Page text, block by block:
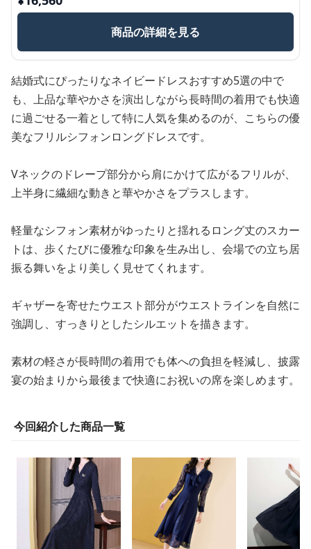
商品の詳細を見る
結婚式にぴったりなネイビードレスおすすめ5選の中で
も、上品な華やかさを演出しながら長時間の着用でも快適
に過ごせる一着として特に人気を集めるのが、こちらの優
美なフリルシフォンロングドレスです。
Vネックのドレープ部分から肩にかけて広がるフリルが、
上半身に繊細な動きと華やかさをプラスします。
軽量なシフォン素材がゆったりと揺れるロング丈のスカー
トは、歩くたびに優雅な印象を生み出し、会場での立ち居
振る舞いをより美しく見せてくれます。
ギャザーを寄せたウエスト部分がウエストラインを自然に
強調し、すっきりとしたシルエットを描きます。
素材の軽さが長時間の着用でも体への負担を軽減し、披露
宴の始まりから最後まで快適にお祝いの席を楽しめます。
今回紹介した商品一覧